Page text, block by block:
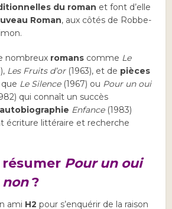
du roman et font d’elle
Roman, aux côtés de Robbe-
nombreux romans comme Le
Les Fruits d’or(1963), et de pièces
Le Silence(1967) ou Pour un oui
qui connaît un succès
autobiographie Enfance(1983)
écriture littéraire et recherche
Pour un oui
non?
ami H2pour s’enquérir de la raison